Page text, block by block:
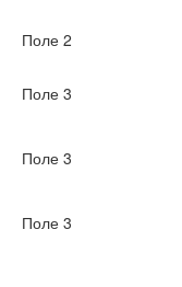
Поле 2
Поле 3
Поле 3
Поле 3